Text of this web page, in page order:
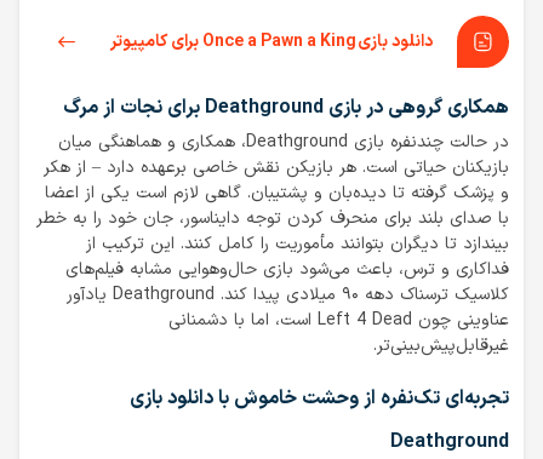
دانلود بازی Once a Pawn a King برای کامپیوتر
همکاری گروهی در بازی Deathground برای نجات از مرگ
در حالت چندنفره بازی Deathground، همکاری و هماهنگی میان
بازیکنان حیاتی است. هر بازیکن نقش خاصی برعهده دارد – از هکر
و پزشک گرفته تا دیده‌بان و پشتیبان. گاهی لازم است یکی از اعضا
با صدای بلند برای منحرف کردن توجه دایناسور، جان خود را به خطر
بیندازد تا دیگران بتوانند مأموریت را کامل کنند. این ترکیب از
فداکاری و ترس، باعث می‌شود بازی حال‌وهوایی مشابه فیلم‌های
کلاسیک ترسناک دهه ۹۰ میلادی پیدا کند. Deathground یادآور
عناوینی چون Left 4 Dead است، اما با دشمنانی
غیرقابل‌پیش‌بینی‌تر.
تجربه‌ای تک‌نفره از وحشت خاموش با دانلود بازی
Deathground